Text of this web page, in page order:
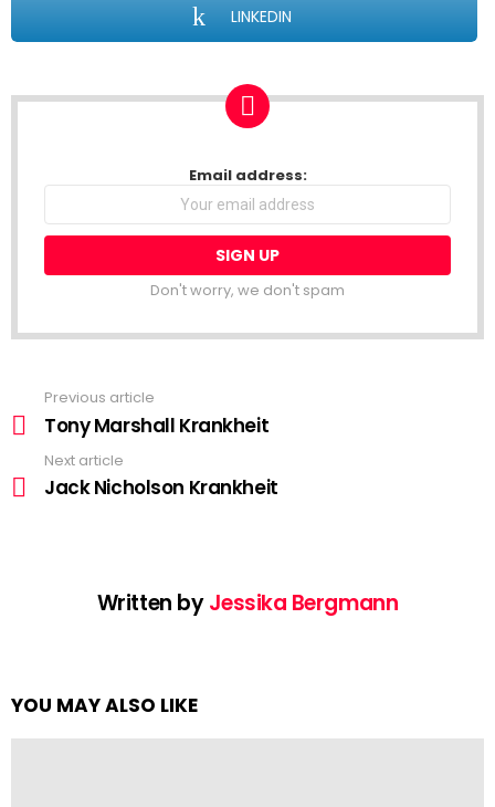
LINKEDIN
NEWSLETTER Email address:
Don't worry, we don't spam
more
Previous article
Tony Marshall Krankheit
Next article
Jack Nicholson Krankheit
Written byJessika Bergmann
YOU MAY ALSO LIKE